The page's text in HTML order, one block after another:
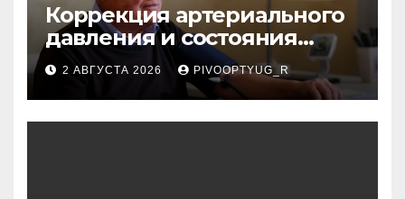
Коррекция артериального
давления и состояния
сосудов в профилактике
инсульта
2 АВГУСТА 2026 PIVOOPTYUG_R